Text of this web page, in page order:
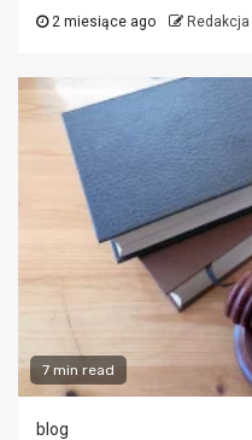
2 miesiące ago
7 min read
blog